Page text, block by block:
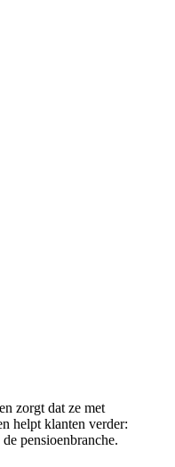
zorgt dat ze met
helpt klanten verder:
pensioenbranche.